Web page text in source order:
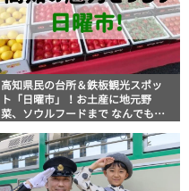
高知県民の台所＆鉄板観光スポッ
ト「日曜市」！お土産に地元野
菜、ソウルフードまで なんでもそ
説！